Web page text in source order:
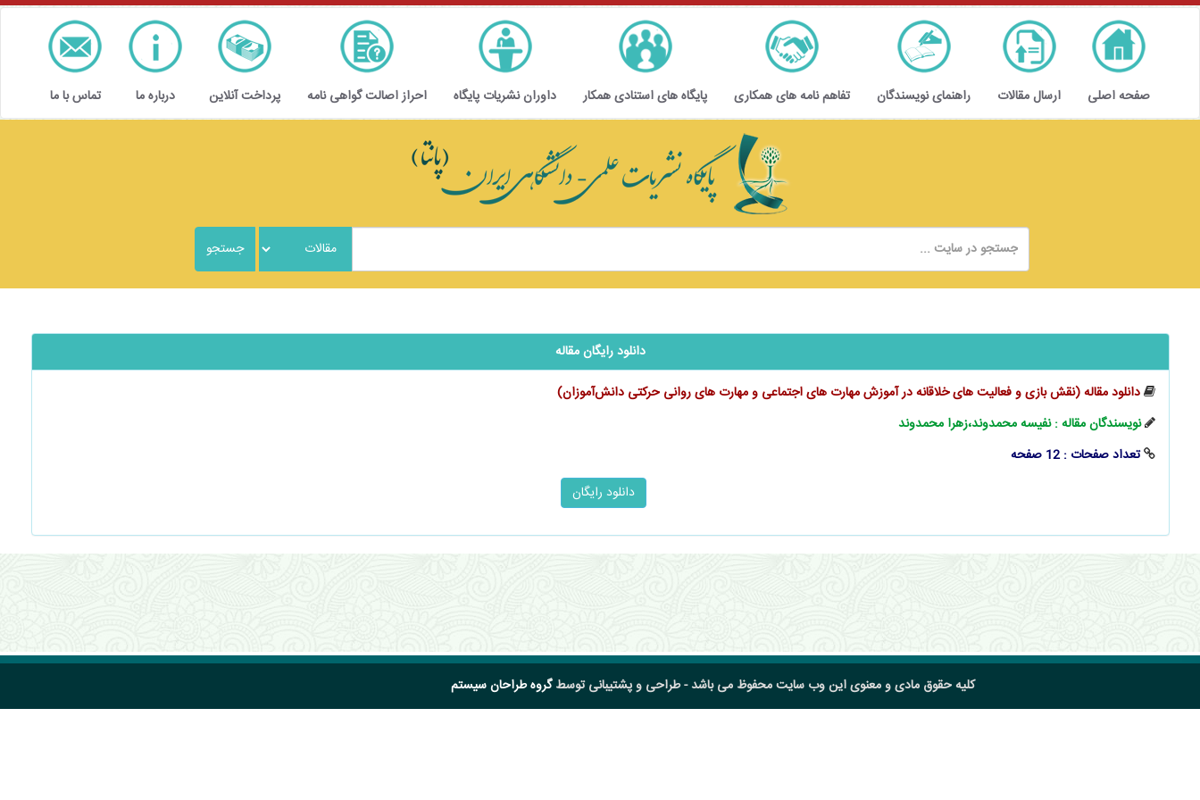
صفحه اصلی ارسال مقالات راهنمای نویسندگان تفاهم نامه های همکاری پایگاه های استنادی همکار داوران نشریات پایگاه احراز اصالت گواهی نامه پرداخت آنلاین درباره ما تماس با ما
دانلود رایگان مقاله
دانلود مقاله (نقش بازی و فعالیت ‌های خلاقانه در آموزش مهارت‌ های اجتماعی و مهارت ‌های روانی حرکتی دانش‌آموزان)
نویسندگان مقاله : نفیسه محمدوند،زهرا محمدوند
تعداد صفحات : 12 صفحه
کلیه حقوق مادی و معنوی این وب سایت محفوظ می باشد - طراحی و پشتیبانی توسطگروه طراحان سیستم